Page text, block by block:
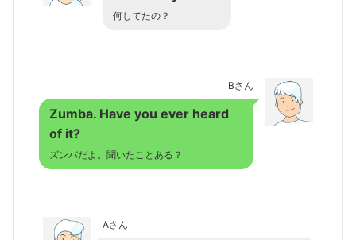
何してたの？
Bさん
Zumba. Have you ever heard
of it?
ズンバだよ。聞いたことある？
Aさん